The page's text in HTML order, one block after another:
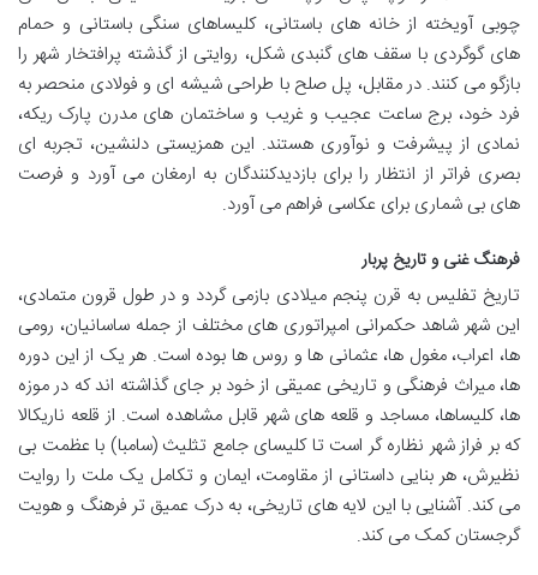
چوبی آویخته از خانه های باستانی، کلیساهای سنگی باستانی و حمام
های گوگردی با سقف های گنبدی شکل، روایتی از گذشته پرافتخار شهر را
بازگو می کنند. در مقابل، پل صلح با طراحی شیشه ای و فولادی منحصر به
فرد خود، برج ساعت عجیب و غریب و ساختمان های مدرن پارک ریکه،
نمادی از پیشرفت و نوآوری هستند. این همزیستی دلنشین، تجربه ای
بصری فراتر از انتظار را برای بازدیدکنندگان به ارمغان می آورد و فرصت
های بی شماری برای عکاسی فراهم می آورد.
فرهنگ غنی و تاریخ پربار
تاریخ تفلیس به قرن پنجم میلادی بازمی گردد و در طول قرون متمادی،
این شهر شاهد حکمرانی امپراتوری های مختلف از جمله ساسانیان، رومی
ها، اعراب، مغول ها، عثمانی ها و روس ها بوده است. هر یک از این دوره
ها، میراث فرهنگی و تاریخی عمیقی از خود بر جای گذاشته اند که در موزه
ها، کلیساها، مساجد و قلعه های شهر قابل مشاهده است. از قلعه ناریکالا
که بر فراز شهر نظاره گر است تا کلیسای جامع تثلیث (سامبا) با عظمت بی
نظیرش، هر بنایی داستانی از مقاومت، ایمان و تکامل یک ملت را روایت
می کند. آشنایی با این لایه های تاریخی، به درک عمیق تر فرهنگ و هویت
گرجستان کمک می کند.